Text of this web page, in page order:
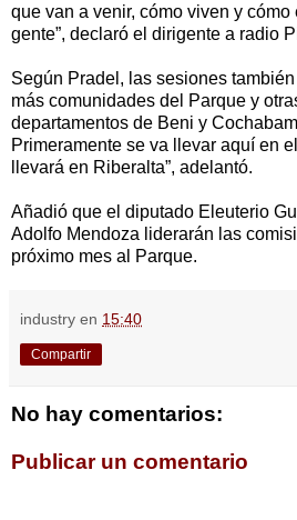
que van a venir, cómo viven y
gente”, declaró el dirigente a radio
Según Pradel, las sesiones
más comunidades del Parque y
departamentos de Beni y
Primeramente se va llevar aquí en
llevará en Riberalta”, adelantó.
Añadió que el diputado Eleuterio
Adolfo Mendoza liderarán las
próximo mes al Parque.
industry en 15:40
Compartir
No hay comentarios:
Publicar un comentario